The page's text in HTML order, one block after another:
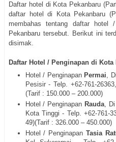
Daftar hotel di Kota Pekanbaru
daftar hotel di Kota Pekanbaru
membahas tentang daftar hotel
Pekanbaru tersebut. Berikut ini
disimak.
Daftar Hotel / Penginapan di Kota
Hotel / PenginapanPermai , Di
Pesisir- Telp. +62-761-
(Tarif : 150.000 – 200.000)
Hotel / Penginapan Rauda, Di
Kota Tinggi - Telp. +62-761-
49)(Tarif : 326.000 – 450.000)
Hotel / Penginapan Tasia